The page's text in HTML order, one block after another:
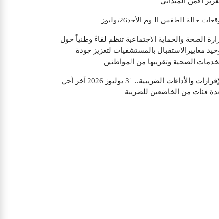
حالة الطقس البوم الأحد26يوليوز
الصحة والحماية الاجتماعية تنظم لقاءً وطنياً حول
معاييرالاستقبال بالمستشفيات لتعزيز جودة
الصحية وتقريبها من المواطنين
الإقرارات والأداءات الضريبية.. 31 يوليوز 2026 آخر أجل
فئات من الخاضعين للضريبة